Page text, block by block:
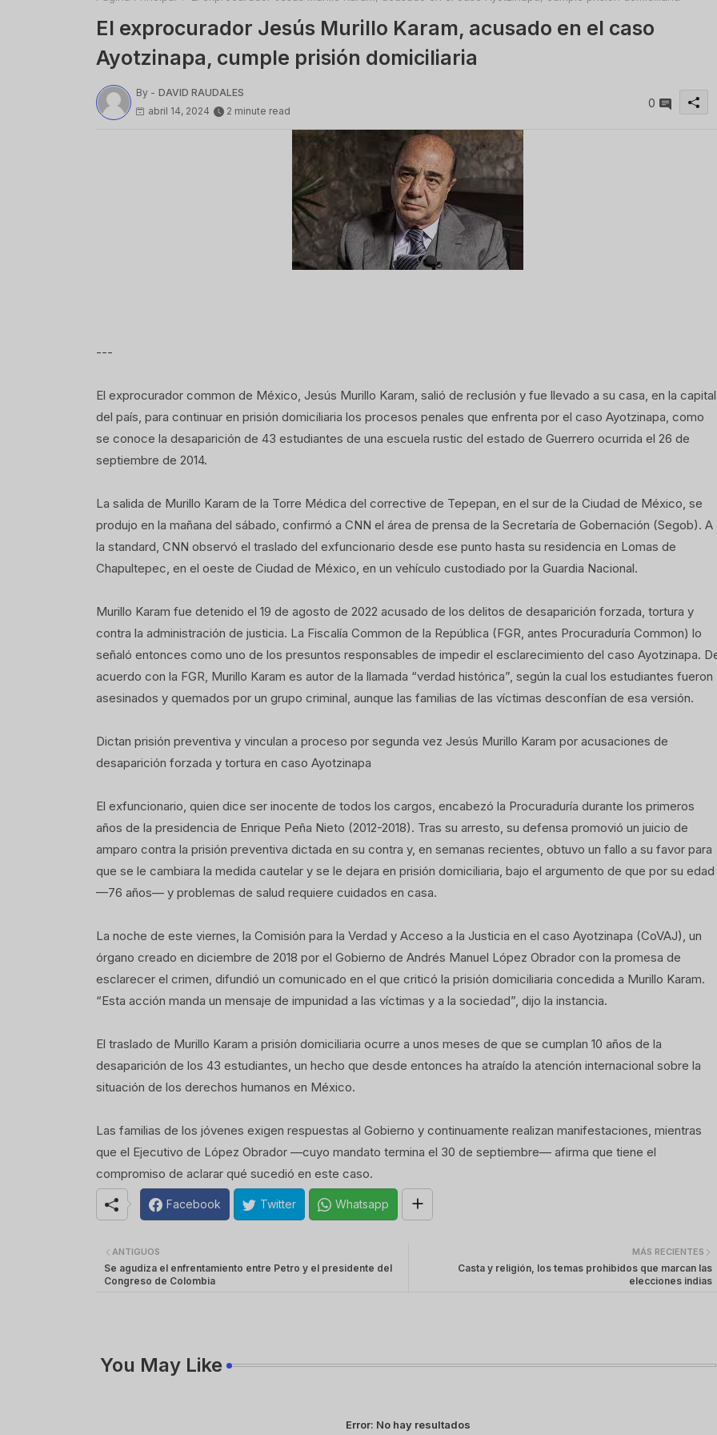
El exprocurador Jesús Murillo Karam, acusado en el caso
Ayotzinapa, cumple prisión domiciliaria
By - DAVID RAUDALES
abril 14, 2024
2 minute read
0
---
El exprocurador common de México, Jesús Murillo Karam, salió de reclusión y fue llevado a su casa, en la capital
del país, para continuar en prisión domiciliaria los procesos penales que enfrenta por el caso Ayotzinapa, como
se conoce la desaparición de 43 estudiantes de una escuela rustic del estado de Guerrero ocurrida el 26 de
septiembre de 2014.
La salida de Murillo Karam de la Torre Médica del corrective de Tepepan, en el sur de la Ciudad de México, se
produjo en la mañana del sábado, confirmó a CNN el área de prensa de la Secretaría de Gobernación (Segob). A
la standard, CNN observó el traslado del exfuncionario desde ese punto hasta su residencia en Lomas de
Chapultepec, en el oeste de Ciudad de México, en un vehículo custodiado por la Guardia Nacional.
Murillo Karam fue detenido el 19 de agosto de 2022 acusado de los delitos de desaparición forzada, tortura y
contra la administración de justicia. La Fiscalía Common de la República (FGR, antes Procuraduría Common) lo
señaló entonces como uno de los presuntos responsables de impedir el esclarecimiento del caso Ayotzinapa.
acuerdo con la FGR, Murillo Karam es autor de la llamada “verdad histórica”, según la cual los estudiantes fueron
asesinados y quemados por un grupo criminal, aunque las familias de las víctimas desconfían de esa versión.
Dictan prisión preventiva y vinculan a proceso por segunda vez Jesús Murillo Karam por acusaciones de
desaparición forzada y tortura en caso Ayotzinapa
El exfuncionario, quien dice ser inocente de todos los cargos, encabezó la Procuraduría durante los primeros
años de la presidencia de Enrique Peña Nieto (2012-2018). Tras su arresto, su defensa promovió un juicio de
amparo contra la prisión preventiva dictada en su contra y, en semanas recientes, obtuvo un fallo a su favor para
que se le cambiara la medida cautelar y se le dejara en prisión domiciliaria, bajo el argumento de que por su edad
—76 años— y problemas de salud requiere cuidados en casa.
La noche de este viernes, la Comisión para la Verdad y Acceso a la Justicia en el caso Ayotzinapa (CoVAJ), un
órgano creado en diciembre de 2018 por el Gobierno de Andrés Manuel López Obrador con la promesa de
esclarecer el crimen, difundió un comunicado en el que criticó la prisión domiciliaria concedida a Murillo Karam.
“Esta acción manda un mensaje de impunidad a las víctimas y a la sociedad”, dijo la instancia.
El traslado de Murillo Karam a prisión domiciliaria ocurre a unos meses de que se cumplan 10 años de la
desaparición de los 43 estudiantes, un hecho que desde entonces ha atraído la atención internacional sobre la
situación de los derechos humanos en México.
Las familias de los jóvenes exigen respuestas al Gobierno y continuamente realizan manifestaciones, mientras
que el Ejecutivo de López Obrador —cuyo mandato termina el 30 de septiembre— afirma que tiene el
compromiso de aclarar qué sucedió en este caso.
Facebook Twitter Whatsapp
MÁS RECIENTES
Casta y religión, los temas prohibidos que marcan las
elecciones indias
ANTIGUOS
Se agudiza el enfrentamiento entre Petro y el presidente del
Congreso de Colombia
You May Like
Error: No hay resultados